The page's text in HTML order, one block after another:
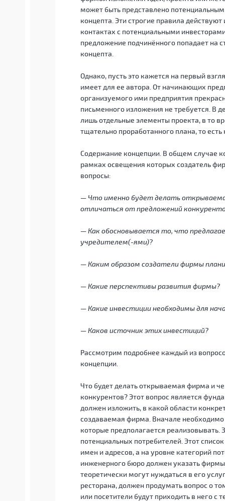
может быть представлено
концепта. Эти строгие правила
контактах с потенциальными
предложение подчинённого попадает на
концепта.
Однако, пусть это кажется на первый
имеет для ее автора. От начинающих
организуемого ими предприятия
письменного изложения не требуется. В
лишь отдельные элементы проекта, в то
тщательно проработанного плана, то есть
Содержание концепции. В общем случае
рамках освещения которых создатель
вопросы:
— Что именно будет делать
отличаться от предложений
— Как обосновывается то, что
учредителем(-ями)?
— Каким образом создатели фирмы
— Какие перспективы развития фирмы?
— Какие инвестиции необходимы для
— Каков источник этих инвестиций?
Рассмотрим подробнее каждый из
концепции.
Что будет делать открываемая фирма и
конкурентов? Этот вопрос является
должен изложить, в какой области
создаваемая фирма. Вначале необходимо
которые предполагается
потенциальных потребителей. Этот
имен и адресов, а на уровне категорий
инженерного бюро должен указать
теоретически могут нуждаться в его
ресторана, должен продумать вопрос о
или посетители будут приходить в него с